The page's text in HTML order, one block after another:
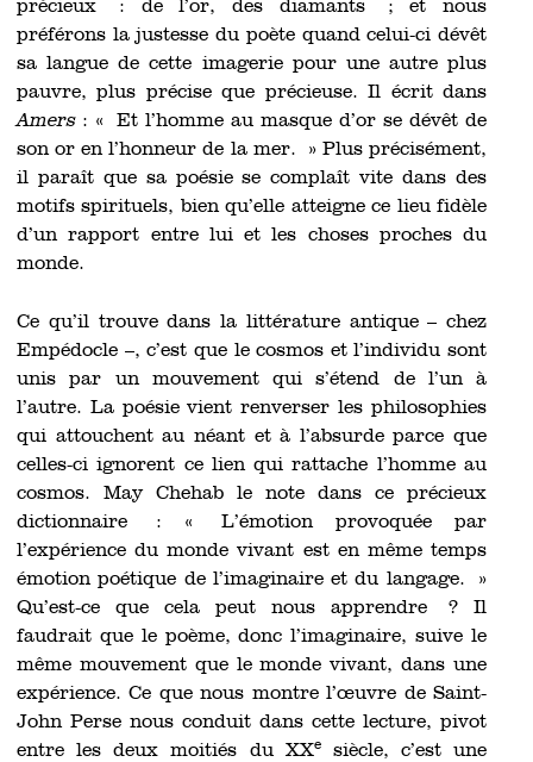
précieux : de l’or, des diamants ; et nous
préférons la justesse du poète quand celui-ci dévêt
sa langue de cette imagerie pour une autre plus
pauvre, plus précise que précieuse. Il écrit dans
Amers : « Et l’homme au masque d’or se dévêt de
son or en l’honneur de la mer. » Plus précisément,
il paraît que sa poésie se complaît vite dans des
motifs spirituels, bien qu’elle atteigne ce lieu fidèle
d’un rapport entre lui et les choses proches du
monde.
Ce qu’il trouve dans la littérature antique – chez
Empédocle –, c’est que le cosmos et l’individu sont
unis par un mouvement qui s’étend de l’un à
l’autre. La poésie vient renverser les philosophies
qui attouchent au néant et à l’absurde parce que
celles-ci ignorent ce lien qui rattache l’homme au
cosmos. May Chehab le note dans ce précieux
dictionnaire : « L’émotion provoquée par
l’expérience du monde vivant est en même temps
émotion poétique de l’imaginaire et du langage. »
Qu’est-ce que cela peut nous apprendre ? Il
faudrait que le poème, donc l’imaginaire, suive le
même mouvement que le monde vivant, dans une
expérience. Ce que nous montre l’œuvre de Saint-
John Perse nous conduit dans cette lecture, pivot
entre les deux moitiés du XXesiècle, c’est une